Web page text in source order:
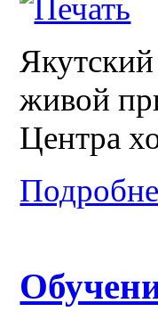
живой
Центра